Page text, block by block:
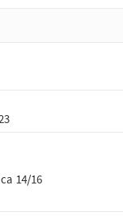
14/16